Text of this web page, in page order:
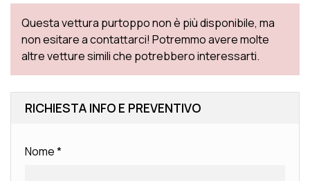
Questa vettura purtoppo non è più disponibile, ma
non esitare a contattarci! Potremmo avere molte
altre vetture simili che potrebbero interessarti.
RICHIESTA INFO E PREVENTIVO
Nome*